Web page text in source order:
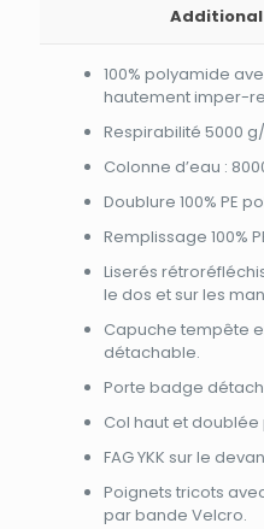
100% polyamide
hautement imper-
Respirabilité 5000
Colonne d’eau :
Doublure 100% PE
Remplissage 100%
Liserés
le dos et sur les
Capuche tempête
détachable.
Porte badge
Col haut et doublée
FAG YKK sur le
Poignets tricots
par bande Velcro.